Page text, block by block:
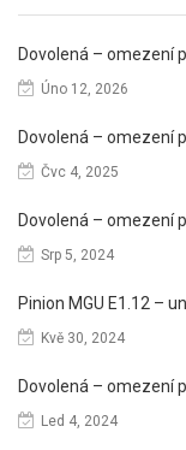
Dovolená – omezení
Úno 12, 2026
Dovolená – omezení
Čvc 4, 2025
Dovolená – omezení
Srp 5, 2024
Pinion MGU E1.12 –
Kvě 30, 2024
Dovolená – omezení
Led 4, 2024